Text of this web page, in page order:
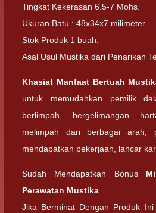
Tingkat Kekerasan 6.5-7 Mohs.
Ukuran Batu : 48x34x7 milimeter.
Stok Produk 1 buah.
Asal Usul Mustika dari Penarikan
Khasiat Manfaat Bertuah
untuk memudahkan pemilik
berlimpah, bergelimangan
melimpah dari berbagai arah,
mendapatkan pekerjaan, lancar
Sudah Mendapatkan Bonus
Perawatan Mustika
Jika Berminat Dengan Produk